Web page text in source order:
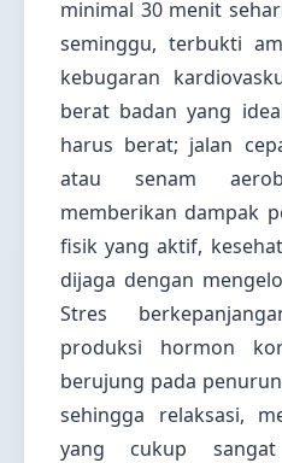
minimal 30 menit
seminggu, terbukti
kebugaran
berat badan yang
harus berat; jalan
atau senam
memberikan dampak
fisik yang aktif,
dijaga dengan
Stres
produksi hormon
berujung pada
sehingga relaksasi,
yang cukup